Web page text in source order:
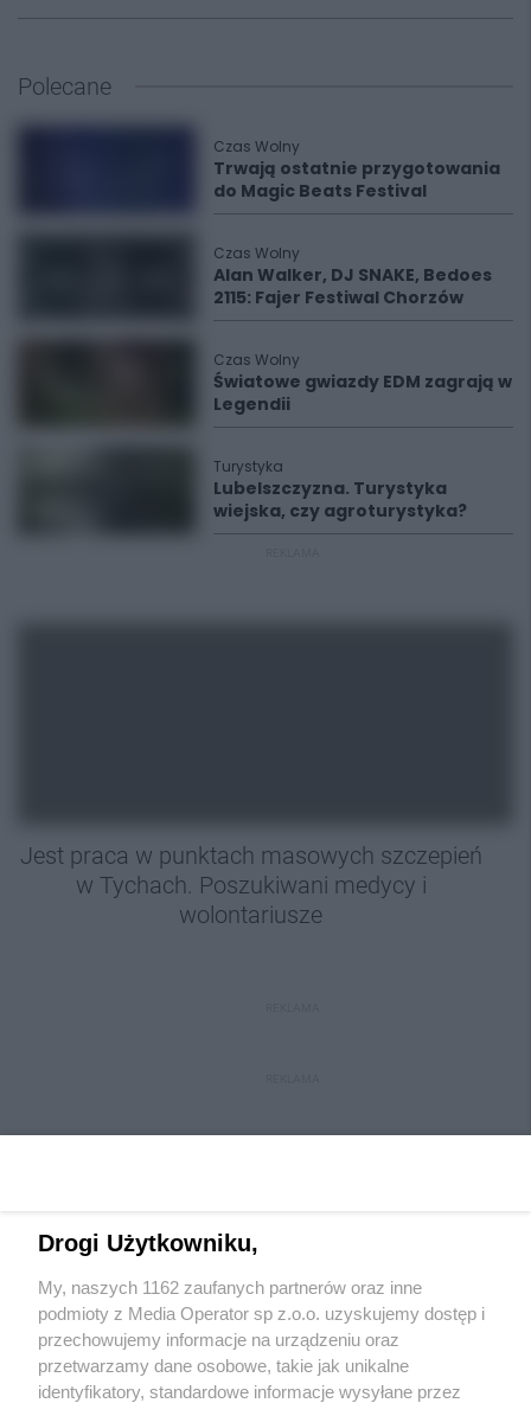
Polecane
Czas Wolny
Trwają ostatnie przygotowania
do Magic Beats Festival
Czas Wolny
Alan Walker, DJ SNAKE, Bedoes
2115: Fajer Festiwal Chorzów
Czas Wolny
Światowe gwiazdy EDM zagrają w
Legendii
Turystyka
Lubelszczyzna. Turystyka
wiejska, czy agroturystyka?
Jest praca w punktach masowych szczepień
w Tychach. Poszukiwani medycy i
wolontariusze
Wydawca mediówlokalnych
Drogi Użytkowniku,
My, naszych 1162 zaufanych partnerów oraz inne
podmioty z Media Operator sp z.o.o. uzyskujemy dostęp i
przechowujemy informacje na urządzeniu oraz
przetwarzamy dane osobowe, takie jak unikalne
identyfikatory, standardowe informacje wysyłane przez